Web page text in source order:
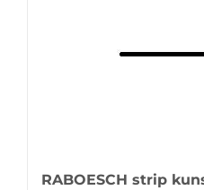
RABOESCH strip